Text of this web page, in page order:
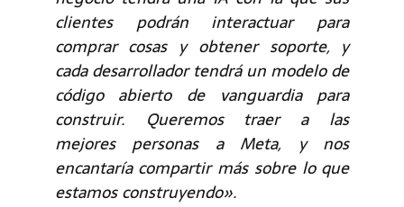
clientes podrán interactuar para
comprar cosas y obtener soporte, y
cada desarrollador tendrá un modelo de
código abierto de vanguardia para
construir. Queremos traer a las
mejores personas a Meta, y nos
encantaría compartir más sobre lo que
estamos construyendo».